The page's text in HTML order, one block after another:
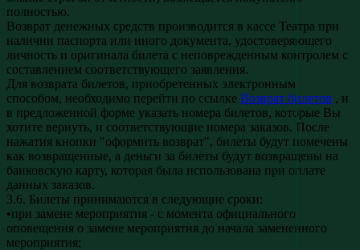
полностью.
Возврат денежных средств производится в кассе Театра при
наличии паспорта или иного документа, удостоверяющего
личность и оригинала билета с неповрежденным контролем с
составлением соответствующего заявления.
Для возврата билетов, приобретенных электронным
способом, необходимо перейти по ссылке Возврат билетов , и
в предложенной форме указать номера билетов, которые Вы
хотите вернуть, и соответствующие номера заказов. После
нажатия кнопки "оформить возврат", билеты будут помечены
как возвращенные, а деньги за билеты будут возвращены на
банковскую карту, которая была использована при оплате
данных заказов.
3.6. Билеты принимаются в следующие сроки:
•при замене мероприятия - с момента официального
оповещения о замене мероприятия до начала замененного
мероприятия;